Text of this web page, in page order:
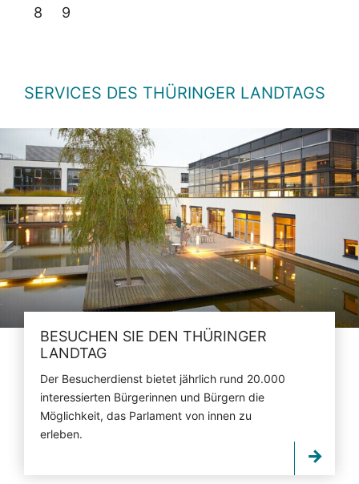
8 9
SERVICES DES THÜRINGER LANDTAGS
BESUCHEN SIE DEN THÜRINGER
LANDTAG
Der Besucherdienst bietet jährlich rund 20.000
interessierten Bürgerinnen und Bürgern die
Möglichkeit, das Parlament von innen zu
erleben.